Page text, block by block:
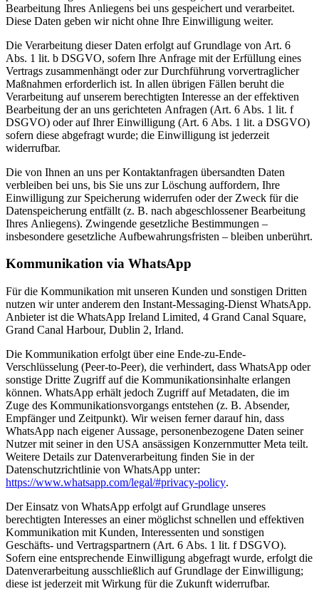
Bearbeitung Ihres Anliegens bei uns gespeichert und verarbeitet.
Diese Daten geben wir nicht ohne Ihre Einwilligung weiter.
Die Verarbeitung dieser Daten erfolgt auf Grundlage von Art. 6
Abs. 1 lit. b DSGVO, sofern Ihre Anfrage mit der Erfüllung eines
Vertrags zusammenhängt oder zur Durchführung vorvertraglicher
Maßnahmen erforderlich ist. In allen übrigen Fällen beruht die
Verarbeitung auf unserem berechtigten Interesse an der effektiven
Bearbeitung der an uns gerichteten Anfragen (Art. 6 Abs. 1 lit. f
DSGVO) oder auf Ihrer Einwilligung (Art. 6 Abs. 1 lit. a DSGVO)
sofern diese abgefragt wurde; die Einwilligung ist jederzeit
widerrufbar.
Die von Ihnen an uns per Kontaktanfragen übersandten Daten
verbleiben bei uns, bis Sie uns zur Löschung auffordern, Ihre
Einwilligung zur Speicherung widerrufen oder der Zweck für die
Datenspeicherung entfällt (z. B. nach abgeschlossener Bearbeitung
Ihres Anliegens). Zwingende gesetzliche Bestimmungen –
insbesondere gesetzliche Aufbewahrungsfristen – bleiben unberührt.
Kommunikation via WhatsApp
Für die Kommunikation mit unseren Kunden und sonstigen Dritten
nutzen wir unter anderem den Instant-Messaging-Dienst WhatsApp.
Anbieter ist die WhatsApp Ireland Limited, 4 Grand Canal Square,
Grand Canal Harbour, Dublin 2, Irland.
Die Kommunikation erfolgt über eine Ende-zu-Ende-
Verschlüsselung (Peer-to-Peer), die verhindert, dass WhatsApp oder
sonstige Dritte Zugriff auf die Kommunikationsinhalte erlangen
können. WhatsApp erhält jedoch Zugriff auf Metadaten, die im
Zuge des Kommunikationsvorgangs entstehen (z. B. Absender,
Empfänger und Zeitpunkt). Wir weisen ferner darauf hin, dass
WhatsApp nach eigener Aussage, personenbezogene Daten seiner
Nutzer mit seiner in den USA ansässigen Konzernmutter Meta teilt.
Weitere Details zur Datenverarbeitung finden Sie in der
Datenschutzrichtlinie von WhatsApp unter:
https://www.whatsapp.com/legal/#privacy-policy.
Der Einsatz von WhatsApp erfolgt auf Grundlage unseres
berechtigten Interesses an einer möglichst schnellen und effektiven
Kommunikation mit Kunden, Interessenten und sonstigen
Geschäfts- und Vertragspartnern (Art. 6 Abs. 1 lit. f DSGVO).
Sofern eine entsprechende Einwilligung abgefragt wurde, erfolgt die
Datenverarbeitung ausschließlich auf Grundlage der Einwilligung;
diese ist jederzeit mit Wirkung für die Zukunft widerrufbar.